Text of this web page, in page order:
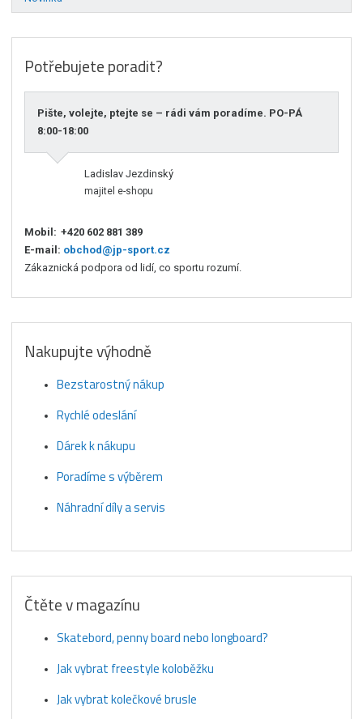
Potřebujete poradit?
Pište, volejte, ptejte se – rádi vám poradíme. PO-PÁ
8:00-18:00
Ladislav Jezdinský
majitel e-shopu
Mobil: +420 602 881 389
E-mail: obchod@jp-sport.cz
Zákaznická podpora od lidí, co sportu rozumí.
Nakupujte výhodně
Bezstarostný nákup
Rychlé odeslání
Dárek k nákupu
Poradíme s výběrem
Náhradní díly a servis
Čtěte v magazínu
Skatebord, penny board nebo longboard?
Jak vybrat freestyle koloběžku
Jak vybrat kolečkové brusle